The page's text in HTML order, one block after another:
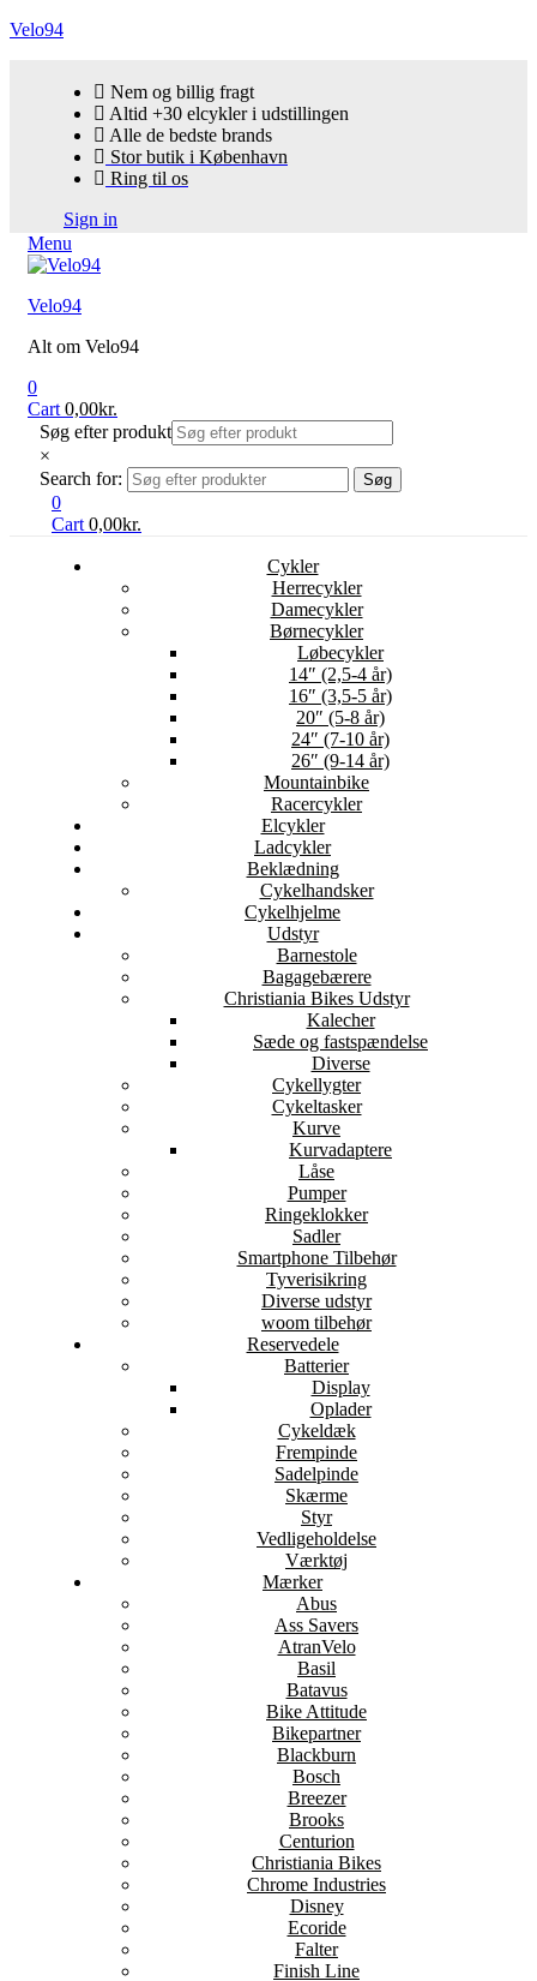
Velo94
Nem og billig fragt
Altid +30 elcykler i udstillingen
Alle de bedste brands
Stor butik i København
Ring til os
Sign in
Menu
Velo94
Alt om Velo94
0
Cart 0,00kr.
Søg efter produkt
×
Search for:
Søg
0
Cart 0,00kr.
Cykler
Herrecykler
Damecykler
Børnecykler
Løbecykler
14″ (2,5-4 år)
16″ (3,5-5 år)
20″ (5-8 år)
24″ (7-10 år)
26″ (9-14 år)
Mountainbike
Racercykler
Elcykler
Ladcykler
Beklædning
Cykelhandsker
Cykelhjelme
Udstyr
Barnestole
Bagagebærere
Christiania Bikes Udstyr
Kalecher
Sæde og fastspændelse
Diverse
Cykellygter
Cykeltasker
Kurve
Kurvadaptere
Låse
Pumper
Ringeklokker
Sadler
Smartphone Tilbehør
Tyverisikring
Diverse udstyr
woom tilbehør
Reservedele
Batterier
Display
Oplader
Cykeldæk
Frempinde
Sadelpinde
Skærme
Styr
Vedligeholdelse
Værktøj
Mærker
Abus
Ass Savers
AtranVelo
Basil
Batavus
Bike Attitude
Bikepartner
Blackburn
Bosch
Breezer
Brooks
Centurion
Christiania Bikes
Chrome Industries
Disney
Ecoride
Falter
Finish Line